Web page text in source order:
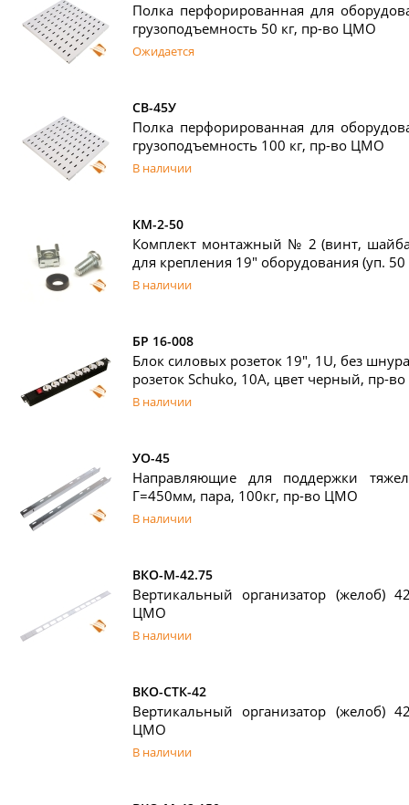
Полка перфорированная для
грузоподъемность 50 кг, пр-во ЦМО
Ожидается
СВ-45У
Полка перфорированная для
грузоподъемность 100 кг, пр-во ЦМО
В наличии
КМ-2-50
Комплект монтажный № 2 (винт,
для крепления 19" оборудования (уп.
В наличии
БР 16-008
Блок силовых розеток 19", 1U, без
розеток Schuko, 10А, цвет черный, пр-
В наличии
УО-45
Направляющие для поддержки
Г=450мм, пара, 100кг, пр-во ЦМО
В наличии
ВКО-М-42.75
Вертикальный организатор (желоб)
ЦМО
В наличии
ВКО-СТК-42
Вертикальный организатор (желоб)
ЦМО
В наличии